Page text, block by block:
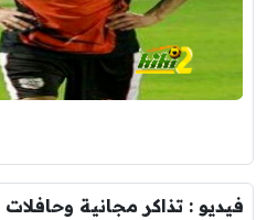
فيديو : تذاكر مجانية